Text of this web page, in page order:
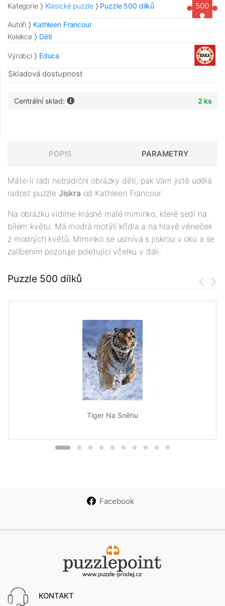
Kategorie Klasické puzzle Puzzle 500 dílků
Autoři
Kathleen Francour
Kolekce
Děti
Výrobci Educa
Skladová dostupnost
Centrální sklad: 2 ks
POPIS PARAMETRY
Máte-li rádi netradiční obrázky dětí, pak Vám jistě udělá
radost puzzle Jiskra od Kathleen Francour.
Na obrázku vidíme krásné malé miminko, které sedí na
bílém květu. Má modrá motýlí křídla a na hlavě věneček
z modrých květů. Miminko se usmívá s jiskrou v oku a se
zalíbením pozoruje poletující včelku v dáli.
Puzzle 500 dílků
Tiger Na Sněhu
Facebook
KONTAKT